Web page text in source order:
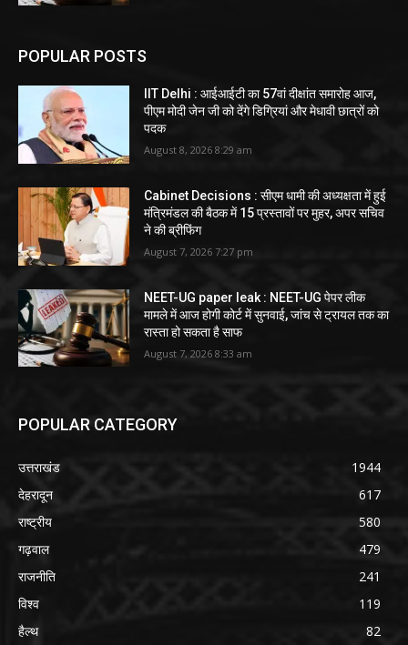
POPULAR POSTS
IIT Delhi : आईआईटी का 57वां दीक्षांत समारोह आज,
पीएम मोदी जेन जी को देंगे डिग्रियां और मेधावी छात्रों को
पदक
August 8, 2026 8:29 am
Cabinet Decisions : सीएम धामी की अध्यक्षता में हुई
मंत्रिमंडल की बैठक में 15 प्रस्तावों पर मुहर, अपर सचिव
ने की ब्रीफिंग
August 7, 2026 7:27 pm
NEET-UG paper leak : NEET-UG पेपर लीक
मामले में आज होगी कोर्ट में सुनवाई, जांच से ट्रायल तक का
रास्ता हो सकता है साफ
August 7, 2026 8:33 am
POPULAR CATEGORY
उत्तराखंड
1944
देहरादून
617
राष्ट्रीय
580
गढ़वाल
479
राजनीति
241
विश्व
119
हैल्थ
82